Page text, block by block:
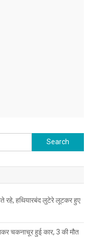
Search for:
रहे, हथियारबंद लुटेरे लूटकर हुए
चकनाचूर हुई कार, 3 की मौत